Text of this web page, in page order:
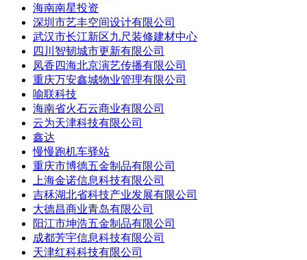
海南南星投资
深圳市艺丰空间设计有限公司
武汉市长江新区九尺装修建材中心
四川智韧城市更新有限公司
凤香四海北京演艺传播有限公司
重庆万安鑫城物业管理有限公司
喻联科技
海南省火石云商业有限公司
云为天津科技有限公司
鑫达
慢慢跑机车驿站
重庆市博德五金制品有限公司
上海金诺信息科技有限公司
吉秝湖北省科技产业发展有限公司
大德昌商业青岛有限公司
阳江市坤浩五金制品有限公司
成都芳宇信息科技有限公司
天津红科科技有限公司